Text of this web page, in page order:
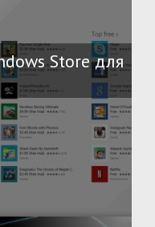
Store для